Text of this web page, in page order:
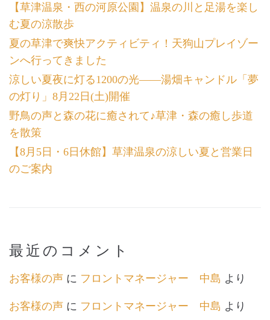
【草津温泉・西の河原公園】温泉の川と足湯を楽し
む夏の涼散歩
夏の草津で爽快アクティビティ！天狗山プレイゾー
ンへ行ってきました
涼しい夏夜に灯る1200の光――湯畑キャンドル「夢
の灯り」8月22日(土)開催
野鳥の声と森の花に癒されて♪草津・森の癒し歩道
を散策
【8月5日・6日休館】草津温泉の涼しい夏と営業日
のご案内
最近のコメント
お客様の声 に フロントマネージャー 中島 より
お客様の声 に フロントマネージャー 中島 より